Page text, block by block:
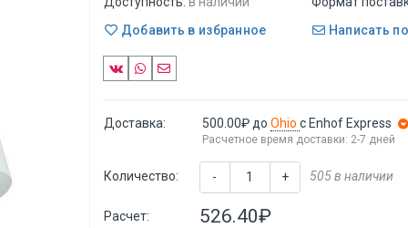
Добавить в избранное
Написать
Доставка: 500.00₽ доOhioс Enhof Express
Расчетное время доставки: 2-7 дней
Количество: - + 505 в наличии
Расчет: 526.40₽